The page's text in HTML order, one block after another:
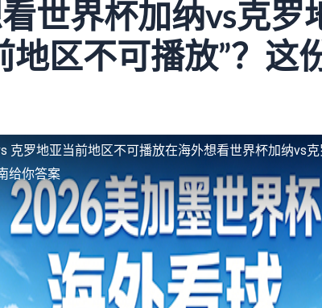
世界杯加纳vs克罗
地区不可播放”？这
克罗地亚当前地区不可播放在海外想看世界杯加纳vs
给你答案